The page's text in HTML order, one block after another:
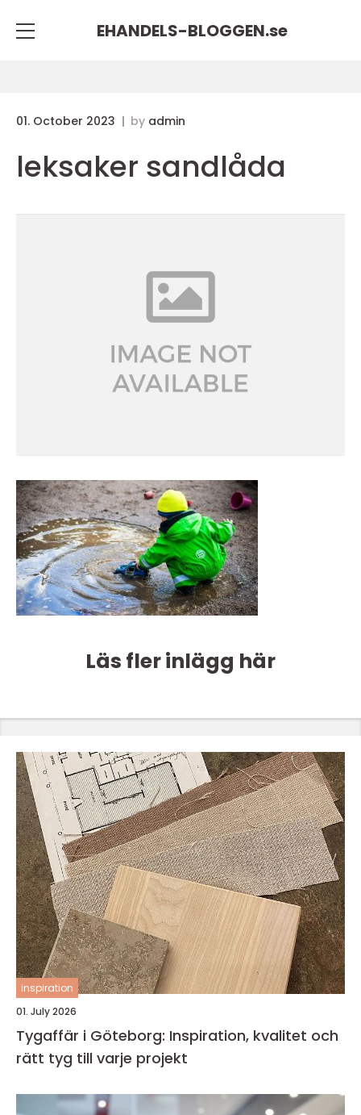
EHANDELS-BLOGGEN.se
01. October 2023 by admin
leksaker sandlåda
Läs fler inlägg här
inspiration
01. July 2026
Tygaffär i Göteborg: Inspiration, kvalitet och
rätt tyg till varje projekt